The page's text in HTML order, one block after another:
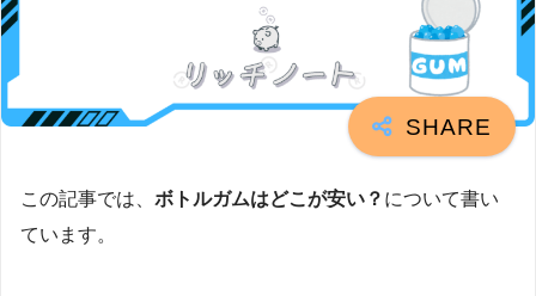
この記事では、 ボトルガムはどこが安い？ について書い
ています。